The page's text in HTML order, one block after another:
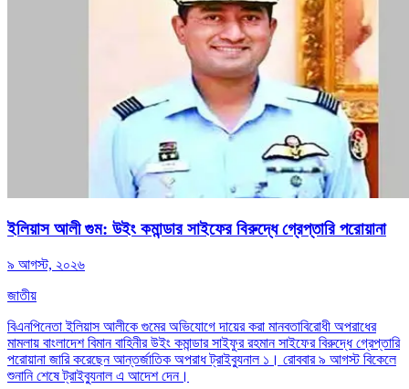
ইলিয়াস আলী গুম: উইং কমান্ডার সাইফের বিরুদ্ধে গ্রেপ্তারি পরোয়ানা
৯ আগস্ট, ২০২৬
জাতীয়
বিএনপিনেতা ইলিয়াস আলীকে গুমের অভিযোগে দায়ের করা মানবতাবিরোধী অপরাধের
মামলায় বাংলাদেশ বিমান বাহিনীর উইং কমান্ডার সাইফুর রহমান সাইফের বিরুদ্ধে গ্রেপ্তারি
পরোয়ানা জারি করেছেন আন্তর্জাতিক অপরাধ ট্রাইব্যুনাল ১। রোববার ৯ আগস্ট বিকেলে
শুনানি শেষে ট্রাইব্যুনাল এ আদেশ দেন।